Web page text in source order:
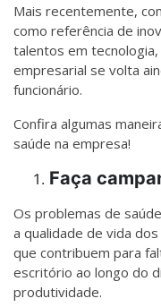
Mais recentemente,
como referência de
talentos em
empresarial se volta
funcionário.
Confira algumas
saúde na empresa!
Faça
Os problemas de
a qualidade de vida
que contribuem para
escritório ao longo do
produtividade.